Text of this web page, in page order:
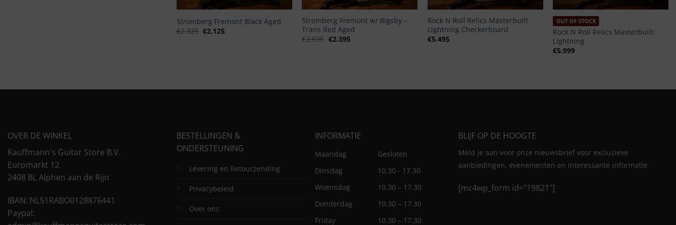
Stromberg Fremont Black Aged
€2.325 Oorspronkelijke
€2.125
Stromberg Fremont w/ Bigsby –
Trans Red Aged
€2.595 Oorspronkelijke
€2.395Huidige
Rock N Roll Relics Masterbuilt
Lightning Checkerboard
€5.495
OUT OF STOCK
Rock N Roll Relics Masterbuilt
Lightning
€5.999
OVER DE WINKEL
Kauffmann's Guitar Store B.V.
Euromarkt 12
2408 BL Alphen aan de Rijn
IBAN: NL51RABO0128876441
Paypal:
BESTELLINGEN &
ONDERSTEUNING
Levering en Retourzending
Privacybeleid
Over ons
INFORMATIE
Maandag
Gesloten
Dinsdag
10.30 - 17.30
Woensdag
10.30 – 17.30
Donderdag
10.30 – 17.30
Friday
10.30 – 17.30
BLIJF OP DE HOOGTE
Meld je aan voor onze nieuwsbrief voor exclusieve
aanbiedingen, evenementen en interessante informatie.
[mc4wp_form id="19821"]